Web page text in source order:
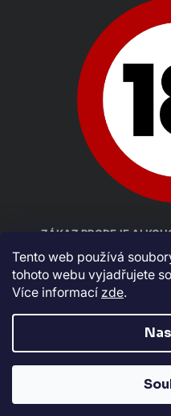
Tento web používá
tohoto webu vyjadřujete
Více informací zde.
ZÁKAZ PRODEJE